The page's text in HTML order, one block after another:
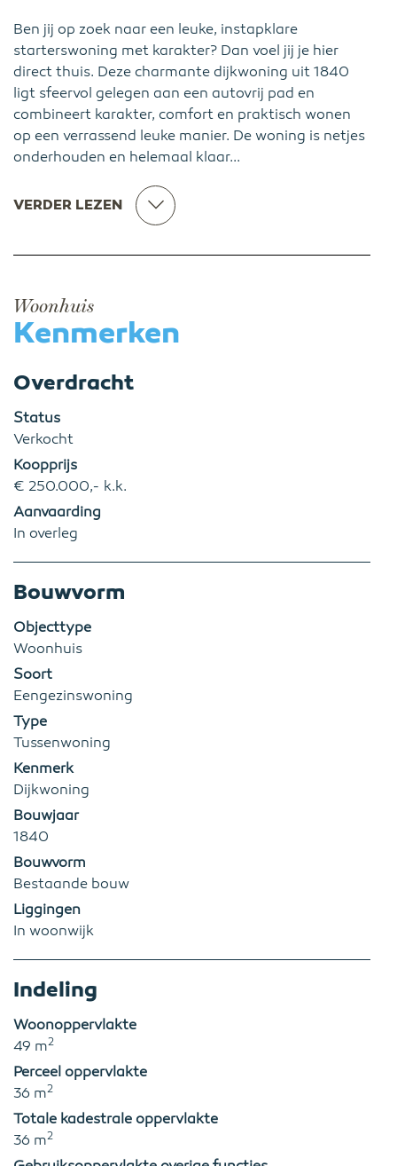
Ben jij op zoek naar een leuke, instapklare
starterswoning met karakter? Dan voel jij je hier
direct thuis. Deze charmante dijkwoning uit 1840
ligt sfeervol gelegen aan een autovrij pad en
combineert karakter, comfort en praktisch wonen
op een verrassend leuke manier. De woning is netjes
onderhouden en helemaal klaar...
VERDER LEZEN
Woonhuis
Kenmerken
Overdracht
Status
Verkocht
Koopprijs
€ 250.000,- k.k.
Aanvaarding
In overleg
Bouwvorm
Objecttype
Woonhuis
Soort
Eengezinswoning
Type
Tussenwoning
Kenmerk
Dijkwoning
Bouwjaar
1840
Bouwvorm
Bestaande bouw
Liggingen
In woonwijk
Indeling
Woonoppervlakte
49 m2
Perceel oppervlakte
36 m2
Totale kadestrale oppervlakte
36 m2